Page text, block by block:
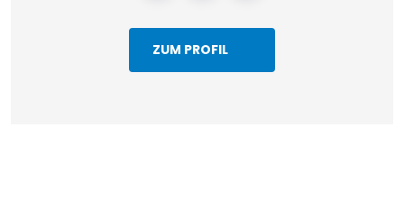
ZUM PROFIL